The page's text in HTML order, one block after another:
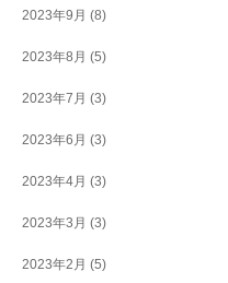
2023年9月 (8)
2023年8月 (5)
2023年7月 (3)
2023年6月 (3)
2023年4月 (3)
2023年3月 (3)
2023年2月 (5)